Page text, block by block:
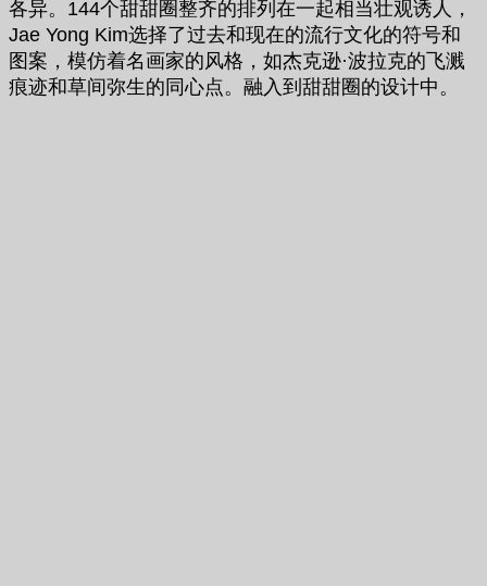
各异。144个甜甜圈整齐的排列在一起相当壮观诱人，
Jae Yong Kim选择了过去和现在的流行文化的符号和
图案，模仿着名画家的风格，如杰克逊·波拉克的飞溅
痕迹和草间弥生的同心点。融入到甜甜圈的设计中。